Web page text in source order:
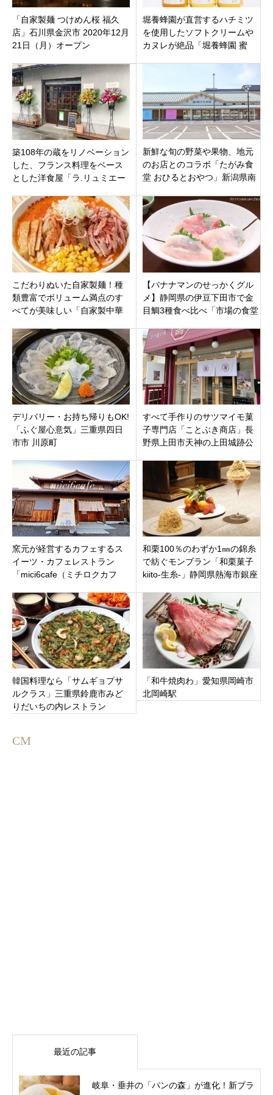
「自家製麺 つけめん桜 福久
店」石川県金沢市 2020年12月
21日（月）オープン
堀養蜂園が直営するハチミツ
を使用したソフトクリームや
カヌレが絶品「堀養蜂園 蜜
築108年の蔵をリノベーション
した、フランス料理をベース
とした洋食屋「ラ.リュミエー
「ラ・フロコリール」長野市
大字南長野新田町オープン
新鮮な旬の野菜や果物、地元
のお店とのコラボ「たがみ食
堂 おひるとおやつ」新潟県南
こだわりぬいた自家製麺！種
類豊富でボリューム満点のす
べてが美味しい「自家製中華
【バナナマンのせっかくグル
メ】静岡県の伊豆下田市で金
目鯛3種食べ比べ「市場の食堂
の金目鯛も
デリバリー・お持ち帰りもOK!
「ふぐ屋心意気」三重県四日
市市 川原町
すべて手作りのサツマイモ菓
子専門店「ことぶき商店」長
野県上田市天神の上田城跡公
窯元が経営するカフェするス
イーツ・カフェレストラン
「mici6cafe（ミチロクカフ
和栗100％のわずか1㎜の錦糸
で紡ぐモンブラン「和栗菓子
kiito-生糸-」静岡県熱海市銀座
す。
韓国料理なら「サムギョプサ
ルクラス」三重県鈴鹿市みど
りだいちの内レストラン
「和牛焼肉わ」愛知県岡崎市
北岡崎駅
CM
最近の記事
岐阜・垂井の「パンの森」が進化！新ブラ